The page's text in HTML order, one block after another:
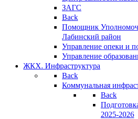
ЗАГС
Back
Помощник
Лабинский район
Управление опеки и
Управление
ЖКХ. Инфраструктура
Back
Коммунальная
Back
2025-2026